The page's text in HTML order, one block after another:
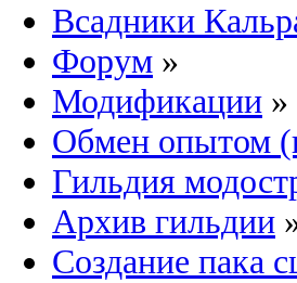
Всадники
Форум »
Модификации »
Обмен опытом
Гильдия
Архив гильдии
Создание пака